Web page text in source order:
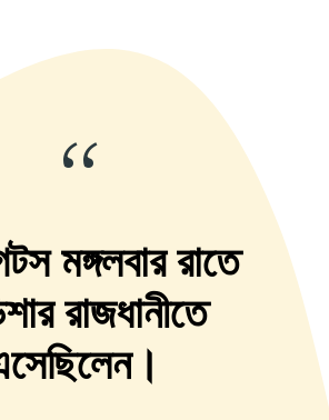
“
মঙ্গলবার রাতে
রাজধানীতে